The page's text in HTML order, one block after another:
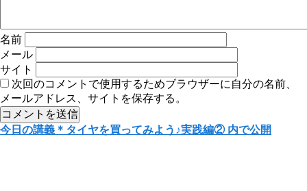
名前
メール
サイト
次回のコメントで使用するためブラウザーに自分の名前、
メールアドレス、サイトを保存する。
投
今日の講義＊タイヤを買ってみよう♪実践編② 内で公開